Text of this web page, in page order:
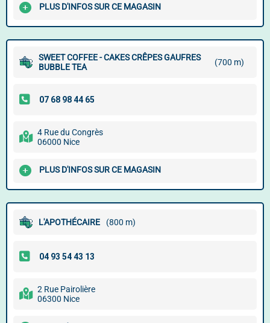
PLUS D'INFOS SUR CE MAGASIN
SWEET COFFEE - CAKES CRÊPES GAUFRES
BUBBLE TEA
(700 m)
4 Rue du Congrès
06000 Nice
PLUS D'INFOS SUR CE MAGASIN
L'APOTHÉCAIRE (800 m)
2 Rue Pairolière
06300 Nice